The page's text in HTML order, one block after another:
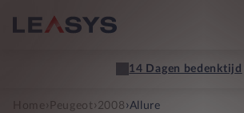
14 Dagen bedenktijd
Home Peugeot › 2008 ›Allure